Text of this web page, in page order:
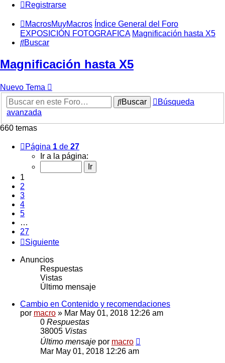
Registrarse
MacrosMuyMacros Índice General del Foro
EXPOSICIÓN FOTOGRAFICA Magnificación hasta X5
Buscar
Magnificación hasta X5
Nuevo Tema
Buscar
Búsqueda
avanzada
660 temas
Página 1 de 27
Ir a la página:
1
2
3
4
5
…
27
Siguiente
Anuncios
Respuestas
Vistas
Último mensaje
Cambio en Contenido y recomendaciones
por macro » Mar May 01, 2018 12:26 am
0 Respuestas
38005 Vistas
Último mensaje por macro
Mar May 01, 2018 12:26 am